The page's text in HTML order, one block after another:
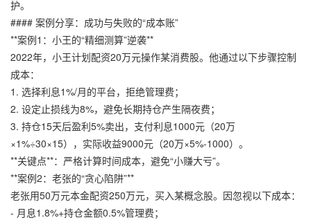
护。
#### 案例分享：成功与失败的“成本账”
**案例1：小王的“精细测算”逆袭**
2022年，小王计划配资20万元操作某消费股。他通过以下步骤控制
成本：
1. 选择利息1%/月的平台，拒绝管理费；
2. 设定止损线为8%，避免长期持仓产生隔夜费；
3. 持仓15天后盈利5%卖出，支付利息1000元（20万
×1%÷30×15），实际收益9000元（20万×5%-1000）。
**关键点**：严格计算时间成本，避免“小赚大亏”。
**案例2：老张的“贪心陷阱”**
老张用50万元本金配资250万元，买入某概念股。因忽视以下成本：
- 月息1.8%+持仓金额0.5%管理费；